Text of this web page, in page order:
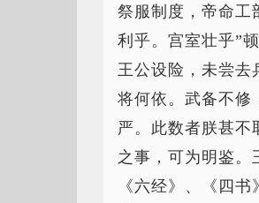
祭服制度，帝命工
利乎。宫室壮乎”
王公设险，未尝去
将何依。武备不修
严。此数者朕甚
之事，可为明鉴。
《六经》、《四